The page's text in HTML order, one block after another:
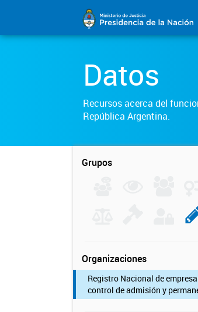
Datos
Recursos acerca del
República Argentina.
Grupos
Organizaciones
Registro Nacional de
control de admisión y